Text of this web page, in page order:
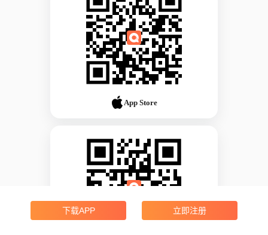
App Store
下载APP 立即注册